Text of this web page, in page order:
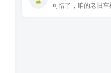
可惜了，咱的老旧